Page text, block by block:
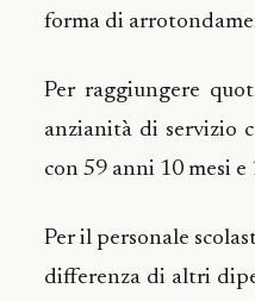
forma di
Per raggiungere
anzianità di servizio
con 59 anni 10 mesi
Per il personale
differenza di altri